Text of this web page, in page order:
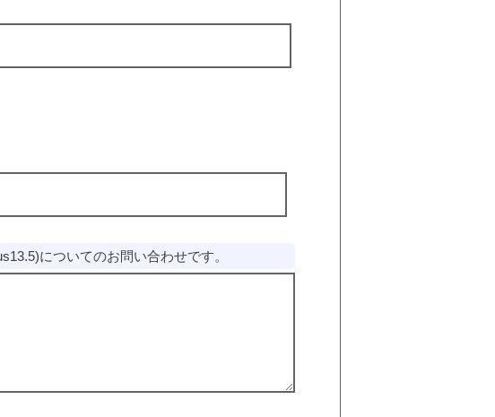
についてのお問い合わせです。